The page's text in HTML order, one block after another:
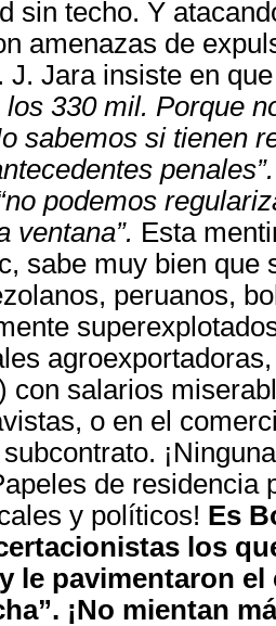
sin techo. Y
amenazas de
J. Jara insiste en
los 330 mil. Porque
sabemos si tienen
penales”.
podemos
ventana”. Esta
sabe muy bien que
peruanos,
con salarios
o en el
de residencia
y políticos! Es
los
le pavimentaron el
¡No mientan